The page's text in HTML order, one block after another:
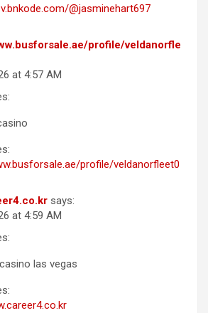
@jasminehart697
profile/veldanorfle
at 4:57 AM
profile/veldanorfleet0
says:
at 4:59 AM
las vegas